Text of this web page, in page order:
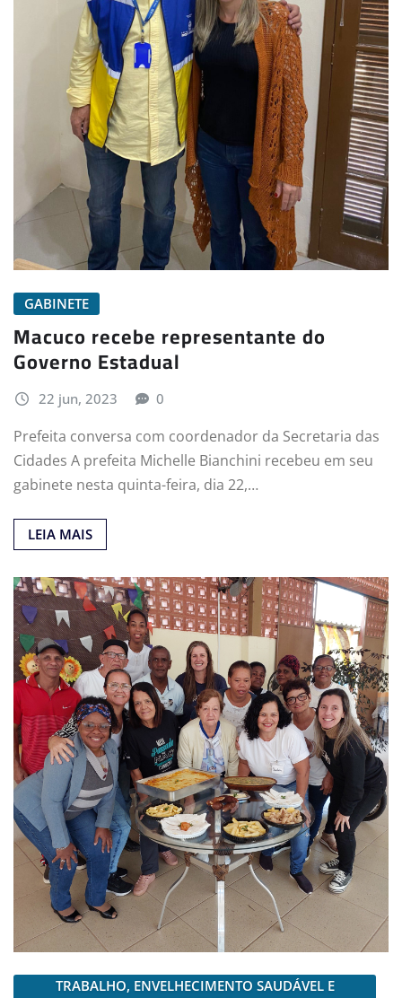
GABINETE
Macuco recebe representante do
Governo Estadual
22 jun, 2023 0
Prefeita conversa com coordenador da Secretaria das
Cidades A prefeita Michelle Bianchini recebeu em seu
gabinete nesta quinta-feira, dia 22,…
LEIA MAIS
TRABALHO, ENVELHECIMENTO SAUDÁVEL E